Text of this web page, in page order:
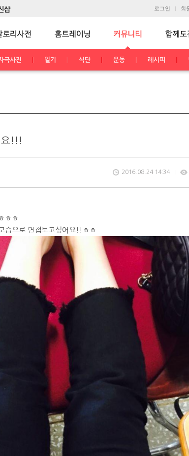
로그인 회
극사진 일기 식단 운동 레시피
요!!!
2016.08.24 14:34
ㅎㅎ
습으로 면접보고싶어요!!ㅎㅎ